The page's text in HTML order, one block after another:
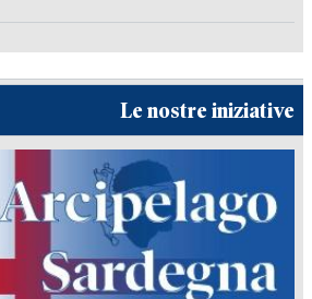
Le nostre iniziative